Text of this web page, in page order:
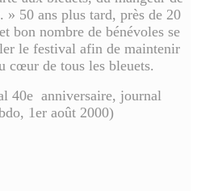
50 ans plus tard, près de 20
bon nombre de bénévoles se
le festival afin de maintenir
cœur de tous les bleuets.
40e anniversaire, journal
1er août 2000)